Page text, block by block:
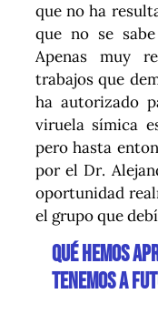
que no ha
que no se
Apenas muy
trabajos que
ha autorizado
viruela símica
pero hasta
por el Dr.
oportunidad
el grupo que
QUÉ HEMOS
TENEMOS A